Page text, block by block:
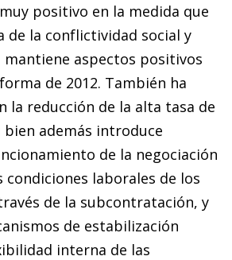
positivo en la medida que
de la conflictividad social y
mantiene aspectos positivos
de 2012. También ha
la reducción de la alta tasa de
además introduce
de la negociación
condiciones laborales de los
de la subcontratación, y
de estabilización
interna de las